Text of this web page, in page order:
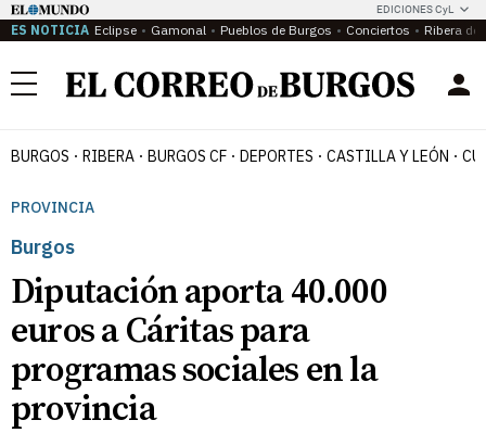
EDICIONES CyL
ES NOTICIA Eclipse Gamonal Pueblos de Burgos Conciertos Ribera del
Menú
BURGOS RIBERA BURGOS CF DEPORTES CASTILLA Y LEÓN
PROVINCIA
Burgos
Diputación aporta 40.000
euros a Cáritas para
programas sociales en la
provincia